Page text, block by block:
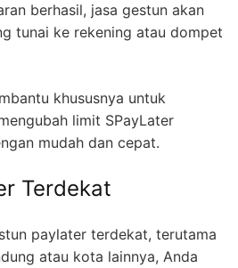
berhasil, jasa gestun akan
tunai ke rekening atau dompet
khususnya untuk
limit SPayLater
mudah dan cepat.
Terdekat
paylater terdekat, terutama
atau kota lainnya, Anda